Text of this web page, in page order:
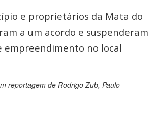
e proprietários da Mata do
a um acordo e suspenderam
empreendimento no local
reportagem de Rodrigo Zub, Paulo